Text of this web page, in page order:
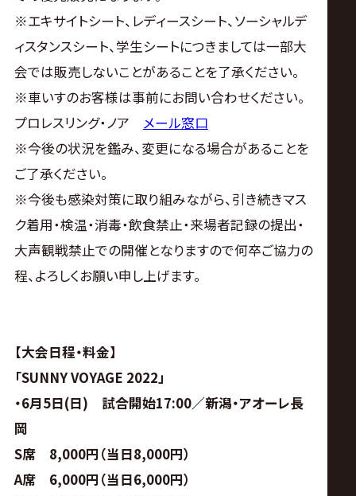
※エキサイトシート、レディースシート、ソーシャルデ
ィスタンスシート、学生シートにつきましては一部大
会では販売しないことがあることを了承ください。
※車いすのお客様は事前にお問い合わせください。
プロレスリング・ノア メール窓口
※今後の状況を鑑み、変更になる場合があることを
ご了承ください。
※今後も感染対策に取り組みながら、引き続きマス
ク着用・検温・消毒・飲食禁止・来場者記録の提出・
大声観戦禁止での開催となりますので何卒ご協力の
程、よろしくお願い申し上げます。
【大会日程・料金】
「SUNNY VOYAGE 2022」
・6月5日(日) 試合開始17:00／新潟・アオーレ長
岡
S席 8,000円（当日8,000円）
A席 6,000円（当日6,000円）